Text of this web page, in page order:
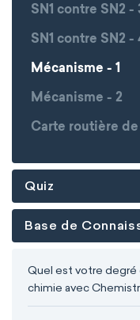
SN1 contre SN2 -
SN1 contre SN2 -
Mécanisme - 1
Mécanisme - 2
Carte routière
Quiz
Base de
Quel est votre degré
chimie avec